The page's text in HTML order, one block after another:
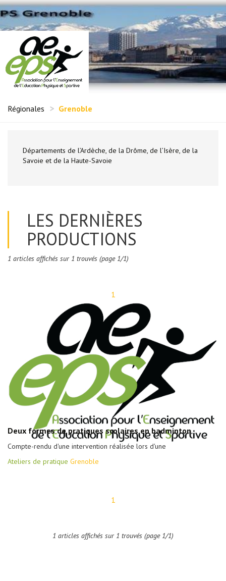
Régionales Grenoble
Départements de l’Ardèche, de la Drôme, de l’Isère, de la
Savoie et de la Haute-Savoie
LES DERNIÈRES
PRODUCTIONS
1 articles affichés sur 1 trouvés (page 1/1)
1
Deux formes de pratiques scolaires en badminton
Compte-rendu d'une intervention réalisée lors d'une
Ateliers de pratique Grenoble
1
1 articles affichés sur 1 trouvés (page 1/1)